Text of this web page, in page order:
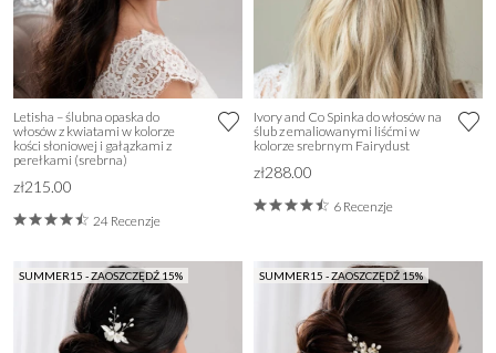
Letisha – ślubna opaska do
włosów z kwiatami w kolorze
kości słoniowej i gałązkami z
perełkami (srebrna)
zł215.00
24 Recenzje
Ivory and Co Spinka do włosów na
ślub z emaliowanymi liśćmi w
kolorze srebrnym Fairydust
zł288.00
6 Recenzje
SUMMER15 - ZAOSZCZĘDŹ 15% SUMMER15 - ZAOSZCZĘDŹ 15%